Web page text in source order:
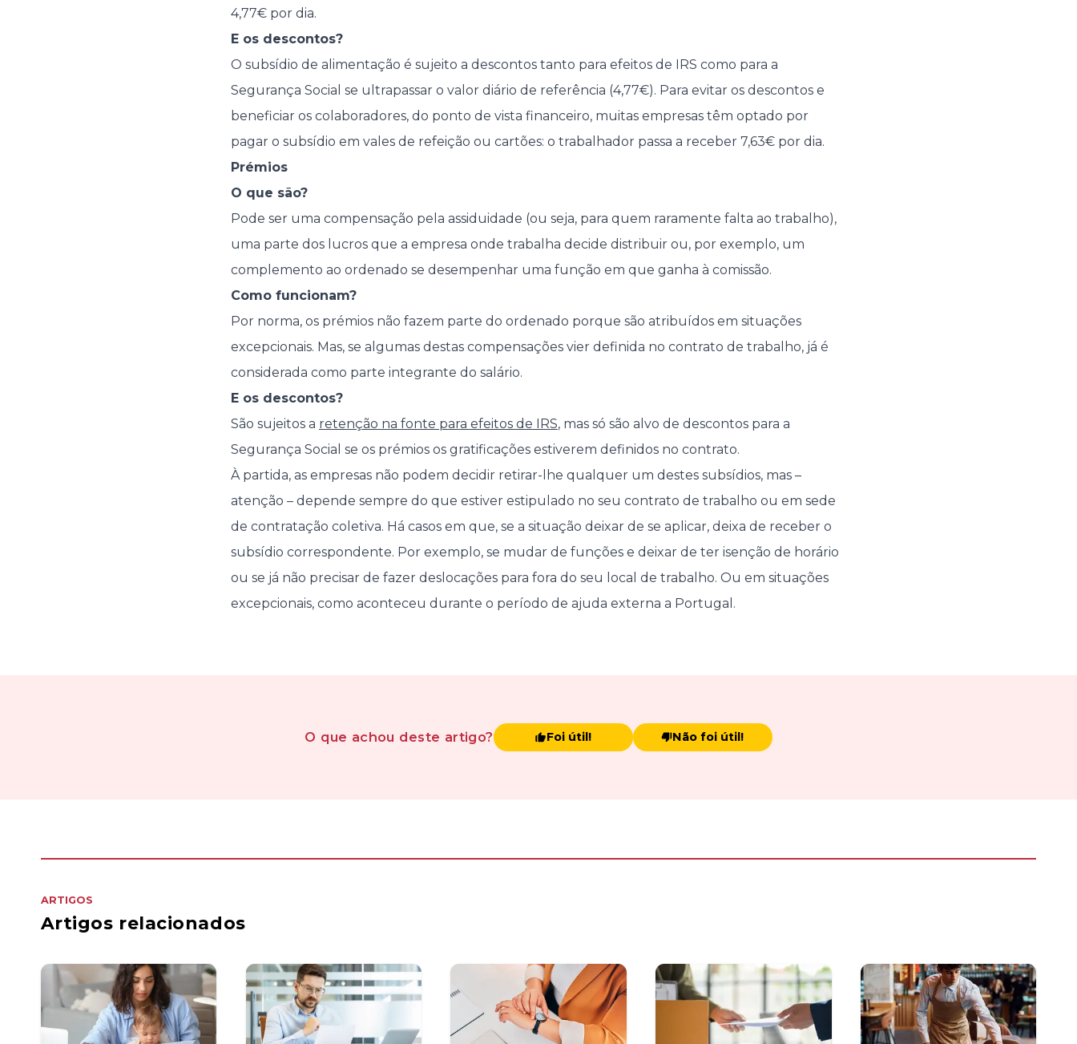
4,77€ por dia.
E os descontos?
O subsídio de alimentação é sujeito a descontos tanto para efeitos de IRS como para a
Segurança Social se ultrapassar o valor diário de referência (4,77€). Para evitar os descontos e
beneficiar os colaboradores, do ponto de vista financeiro, muitas empresas têm optado por
pagar o subsídio em vales de refeição ou cartões: o trabalhador passa a receber 7,63€ por dia.
Prémios
O que são?
Pode ser uma compensação pela assiduidade (ou seja, para quem raramente falta ao trabalho),
uma parte dos lucros que a empresa onde trabalha decide distribuir ou, por exemplo, um
complemento ao ordenado se desempenhar uma função em que ganha à comissão.
Como funcionam?
Por norma, os prémios não fazem parte do ordenado porque são atribuídos em situações
excepcionais. Mas, se algumas destas compensações vier definida no contrato de trabalho, já é
considerada como parte integrante do salário.
E os descontos?
São sujeitos a retenção na fonte para efeitos de IRS, mas só são alvo de descontos para a
Segurança Social se os prémios os gratificações estiverem definidos no contrato.
À partida, as empresas não podem decidir retirar-lhe qualquer um destes subsídios, mas –
atenção – depende sempre do que estiver estipulado no seu contrato de trabalho ou em sede
de contratação coletiva. Há casos em que, se a situação deixar de se aplicar, deixa de receber o
subsídio correspondente. Por exemplo, se mudar de funções e deixar de ter isenção de horário
ou se já não precisar de fazer deslocações para fora do seu local de trabalho. Ou em situações
excepcionais, como aconteceu durante o período de ajuda externa a Portugal.
O que achou deste artigo? Foi útil! Não foi útil!
ARTIGOS
Artigos relacionados